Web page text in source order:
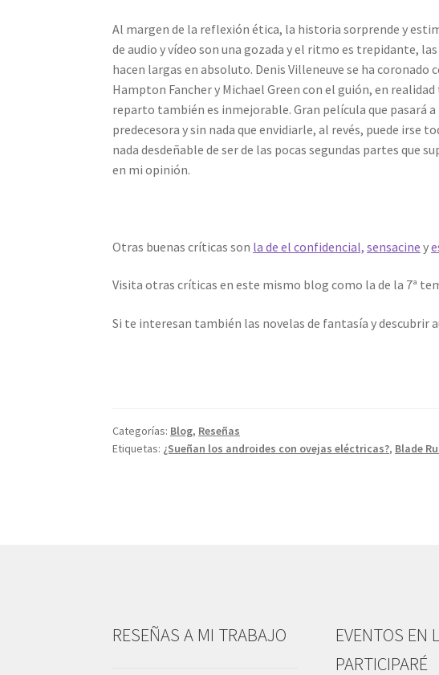
Al margen de la reflexión ética, la historia sorprende y
de audio y vídeo son una gozada y el ritmo es trepidante,
hacen largas en absoluto. Denis Villeneuve se ha coronado
Hampton Fancher y Michael Green con el guión, en
reparto también es inmejorable. Gran película que pasará
predecesora y sin nada que envidiarle, al revés, puede irse
nada desdeñable de ser de las pocas segundas partes que
en mi opinión.
Otras buenas críticas son la de el confidencial, sensacine y
Visita otras críticas en este mismo blog como la de la 7ª
Si te interesan también las novelas de fantasía y descubrir
Categorías: Blog, Reseñas
Etiquetas: ¿Sueñan los androides con ovejas eléctricas?, Blade
RESEÑAS A MI TRABAJO
EVENTOS EN
PARTICIPARÉ